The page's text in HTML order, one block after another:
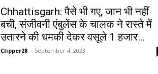
Chhattisgarh: पैसे भी गए, जान भी नहीं
बची, संजीवनी एंबुलेंस के चालक ने रास्ते में
उतारने की धमकी देकर वसूले 1 हजार…
Clipper28 - September 4, 2023